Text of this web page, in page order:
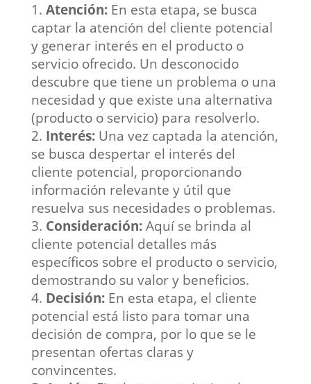
Atención:En esta etapa, se busca
captar la atención del cliente potencial
y generar interés en el producto o
servicio ofrecido. Un desconocido
descubre que tiene un problema o una
necesidad y que existe una alternativa
(producto o servicio) para resolverlo.
Interés:Una vez captada la atención,
se busca despertar el interés del
cliente potencial, proporcionando
información relevante y útil que
resuelva sus necesidades o problemas.
Consideración:Aquí se brinda al
cliente potencial detalles más
específicos sobre el producto o servicio,
demostrando su valor y beneficios.
Decisión:En esta etapa, el cliente
potencial está listo para tomar una
decisión de compra, por lo que se le
presentan ofertas claras y
convincentes.